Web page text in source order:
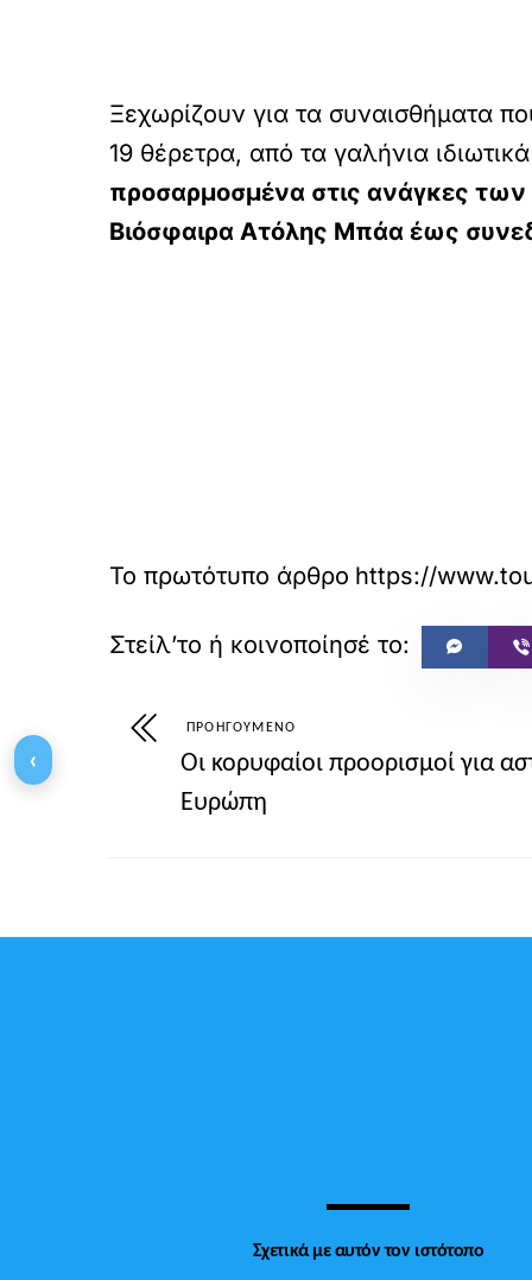
Ξεχωρίζουν για τα συναισθήματα
19 θέρετρα, από τα γαλήνια
προσαρμοσμένα στις ανάγκες
Βιόσφαιρα Ατόλης Μπάα έως
Το πρωτότυπο άρθρο https://
ΠΡΟΗΓΟΎΜΕΝΟ
Οι κορυφαίοι προορισμοί για
Ευρώπη
Σχετικά με αυτόν τον ιστότοπο
‹